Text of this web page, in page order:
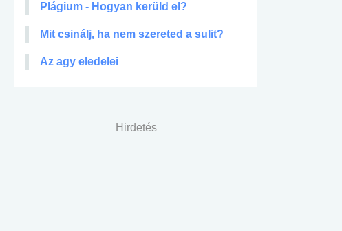
Plágium - Hogyan kerüld el?
Mit csinálj, ha nem szereted a sulit?
Az agy eledelei
Hirdetés